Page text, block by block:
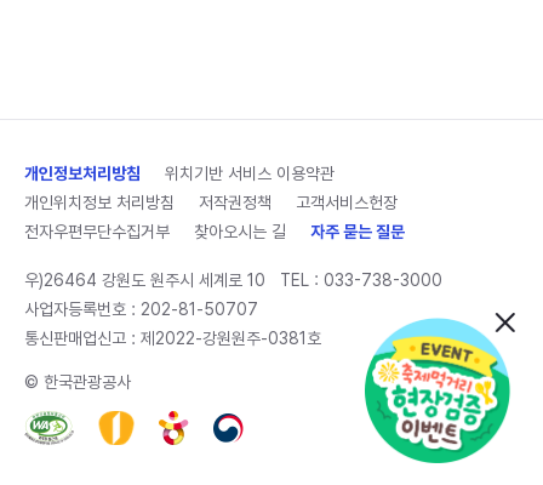
개인정보처리방침
위치기반 서비스 이용약관
개인위치정보 처리방침
저작권정책
고객서비스헌장
전자우편무단수집거부
찾아오시는 길 자주 묻는 질문
우)26464 강원도 원주시 세계로 10 TEL : 033-738-3000
사업자등록번호 : 202-81-50707
통신판매업신고 : 제2022-강원원주-0381호
© 한국관광공사